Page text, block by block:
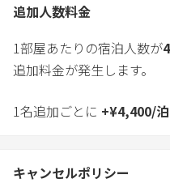
追加人数料金
1部屋あたりの宿泊人数が4
追加料金が発生します。
1名追加ごとに +¥4,400/泊
キャンセルポリシー